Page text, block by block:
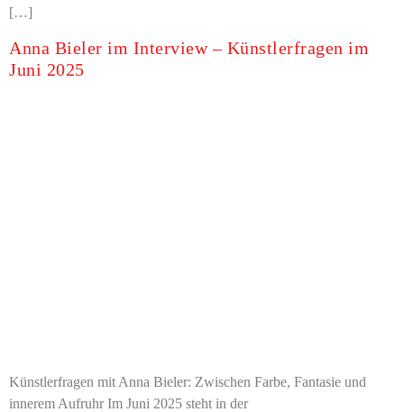
[…]
Anna Bieler im Interview – Künstlerfragen im
Juni 2025
Künstlerfragen mit Anna Bieler: Zwischen Farbe, Fantasie und
innerem Aufruhr Im Juni 2025 steht in der